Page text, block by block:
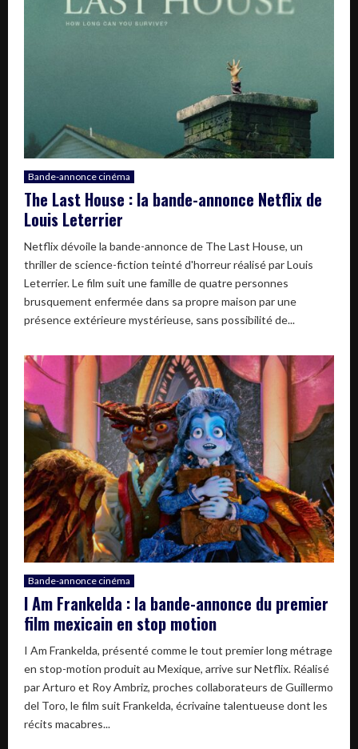
Bande-annonce cinéma
The Last House : la bande-annonce Netflix de
Louis Leterrier
Netflix dévoile la bande-annonce de The Last House, un
thriller de science-fiction teinté d'horreur réalisé par Louis
Leterrier. Le film suit une famille de quatre personnes
brusquement enfermée dans sa propre maison par une
présence extérieure mystérieuse, sans possibilité de...
Bande-annonce cinéma
I Am Frankelda : la bande-annonce du premier
film mexicain en stop motion
I Am Frankelda, présenté comme le tout premier long métrage
en stop-motion produit au Mexique, arrive sur Netflix. Réalisé
par Arturo et Roy Ambriz, proches collaborateurs de Guillermo
del Toro, le film suit Frankelda, écrivaine talentueuse dont les
récits macabres...